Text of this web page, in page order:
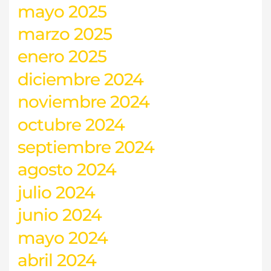
mayo 2025
marzo 2025
enero 2025
diciembre 2024
noviembre 2024
octubre 2024
septiembre 2024
agosto 2024
julio 2024
junio 2024
mayo 2024
abril 2024